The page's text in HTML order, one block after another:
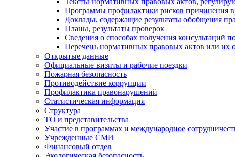
Программы профилактики рисков причинения
Доклады, содержащие результаты обобщения
Планы, результаты проверок
Сведения о способах получения консультаций
Перечень нормативных правовых актов или их
Открытые данные
Официальные визиты и рабочие поездки
Пожарная безопасность
Противодействие коррупции
Профилактика правонарушений
Статистическая информация
Структура
ТО и представительства
Участие в программах и международное
Учрежденные СМИ
Финансовый отдел